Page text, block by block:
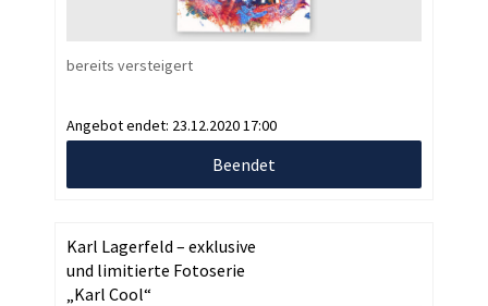
bereits versteigert
Angebot endet: 23.12.2020 17:00
Beendet
Karl Lagerfeld – exklusive
und limitierte Fotoserie
„Karl Cool“